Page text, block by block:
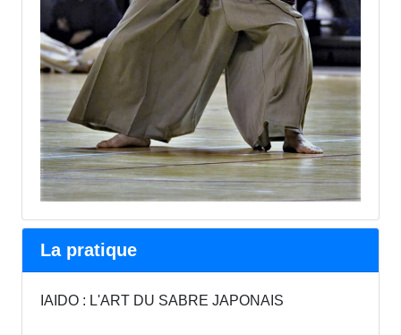
La pratique
IAIDO : L'ART DU SABRE JAPONAIS